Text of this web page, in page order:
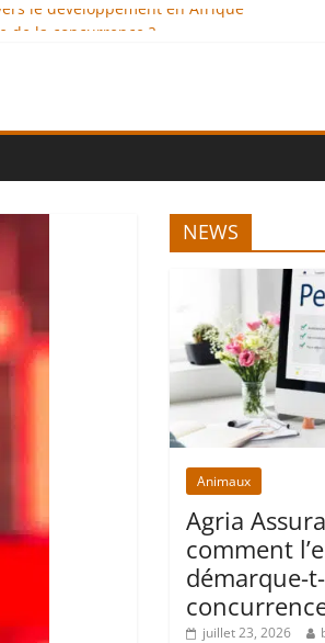
le développement en Afrique
internationale
NEWS
Animaux
Agria
comment
démarque-
juillet 23, 2026